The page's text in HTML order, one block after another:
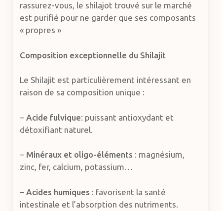
rassurez-vous, le shilajot trouvé sur le marché
est purifié pour ne garder que ses composants
« propres »
Composition exceptionnelle du Shilajit
Le Shilajit est particulièrement intéressant en
raison de sa composition unique :
–Acide fulvique: puissant antioxydant et
détoxifiant naturel.
– Minéraux et oligo-éléments : magnésium,
zinc, fer, calcium, potassium…
–Acides humiques : favorisent la santé
intestinale et l’absorption des nutriments.